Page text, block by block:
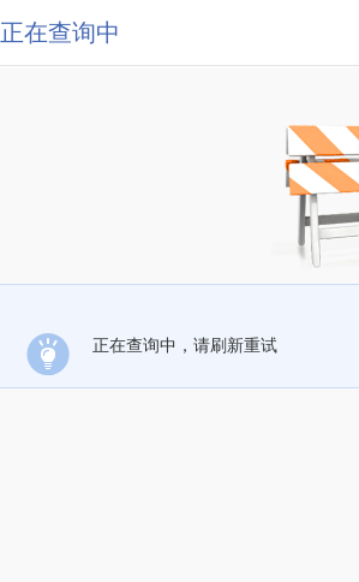
正在查询中
正在查询中，请刷新重试